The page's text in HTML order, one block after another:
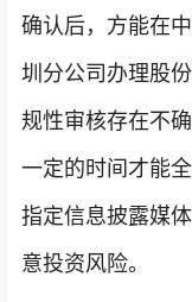
确认后，方能在
圳分公司办理股
规性审核存在不
一定的时间才能
指定信息披露媒
意投资风险。